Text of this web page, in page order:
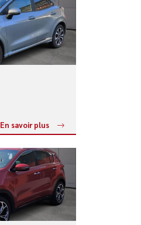
En savoir plus